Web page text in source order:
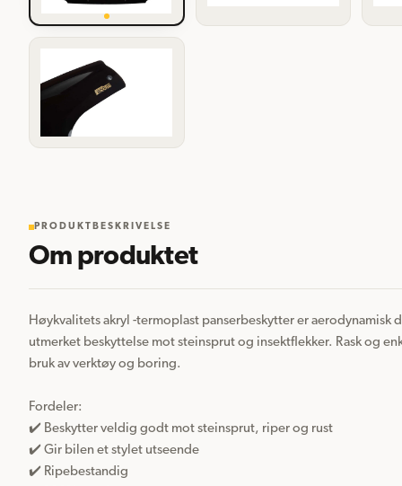
PRODUKTBESKRIVELSE
Om produktet
Høykvalitets akryl -termoplast panserbeskytter er aerodynamisk
utmerket beskyttelse mot steinsprut og insektflekker. Rask og
bruk av verktøy og boring.
Fordeler:
✔️ Beskytter veldig godt mot steinsprut, riper og rust
✔️ Gir bilen et stylet utseende
✔️ Ripebestandig